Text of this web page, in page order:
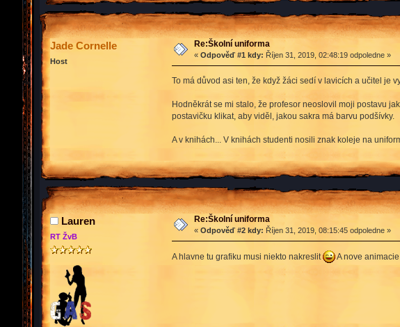
Jade Cornelle
Host
Re:Školní uniforma
« Odpověď #1 kdy: Říjen 31, 2019, 02:48:19 odpoledne »
To má důvod asi ten, že když žáci sedí v lavicích a učitel je
Hodněkrát se mi stalo, že profesor neoslovil moji postavu
postavičku klikat, aby viděl, jakou sakra má barvu podšívky.
A v knihách... V knihách studenti nosili znak koleje na
Lauren
RT ŽvB
Re:Školní uniforma
« Odpověď #2 kdy: Říjen 31, 2019, 08:15:45 odpoledne »
A hlavne tu grafiku musi niekto nakreslit A nove